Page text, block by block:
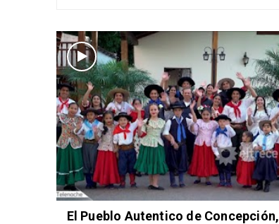
El Pueblo Autentico de Concepción,